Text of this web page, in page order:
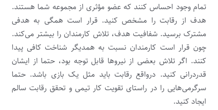
تمام وجود احساس کنند که عضو مؤثری از مجموعه شما هستند.
هدف از رقابت را مشخص کنید. قرار است همگی به هدفی
مشترک برسید. شفافیت هدف، تلاش کارمندان را بیشتر می‌کند.
چون قرار است کارمندان نسبت به همدیگر شناخت کافی پیدا
کنند. اگر تلاش بعضی از نیروها قابل توجه بود، حتما از ایشان
قدردرانی کنید. درواقع رقابت باید مثل یک بازی باشد. حتما
سرگرمی‌هایی را در راستای تقویت کار تیمی و تحقق رقابت سالم
ایجاد کنید.